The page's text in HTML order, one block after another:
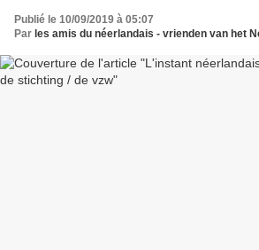
Publié le 10/09/2019 à 05:07
Par les amis du néerlandais - vrienden van het